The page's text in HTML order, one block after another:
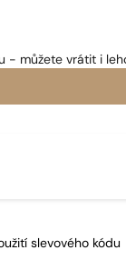
- můžete vrátit i
slevového kódu